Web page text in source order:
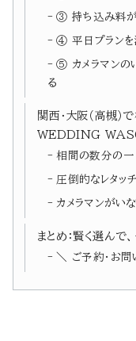
③ 持ち込み料が
④ 平日プランを
⑤ カメラマンの
る
関西・大阪（高槻
WEDDING
相間の数分の
圧倒的なレタッ
カメラマンがい
まとめ：賢く選んで
＼ ご予約・お